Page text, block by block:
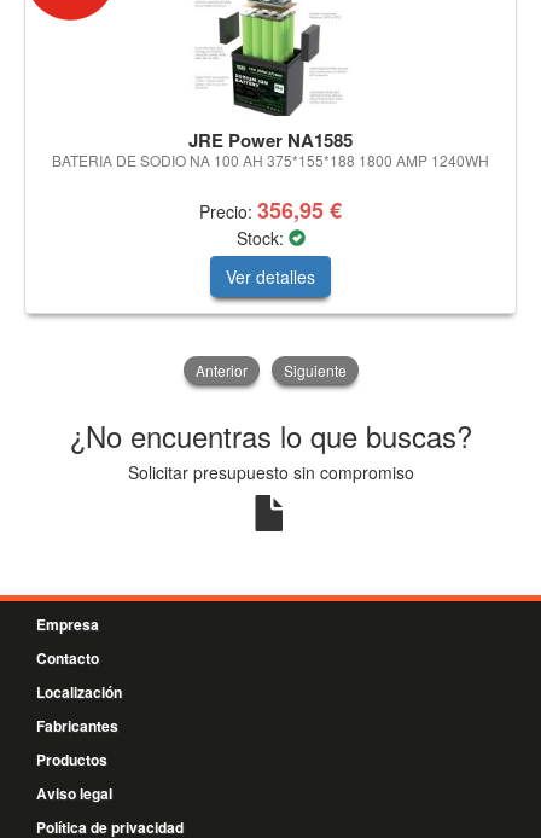
JRE Power NA1585
BATERIA DE SODIO NA 100 AH 375*155*188 1800 AMP 1240WH
Precio: 356,95 €
Stock:
Ver detalles
Anterior Siguiente
¿No encuentras lo que buscas?
Solicitar presupuesto sin compromiso
Empresa
Contacto
Localización
Fabricantes
Productos
Aviso legal
Política de privacidad